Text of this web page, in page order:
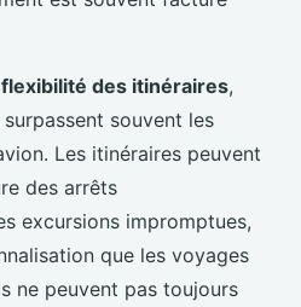
flexibilité des itinéraires,
souvent les
Les itinéraires peuvent
des arrêts
excursions impromptues,
que les voyages
ne peuvent pas toujours